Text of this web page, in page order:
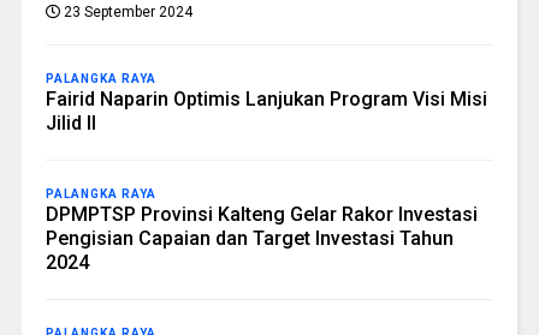
23 September 2024
PALANGKA RAYA
Fairid Naparin Optimis Lanjukan Program Visi Misi
Jilid II
PALANGKA RAYA
DPMPTSP Provinsi Kalteng Gelar Rakor Investasi
Pengisian Capaian dan Target Investasi Tahun
2024